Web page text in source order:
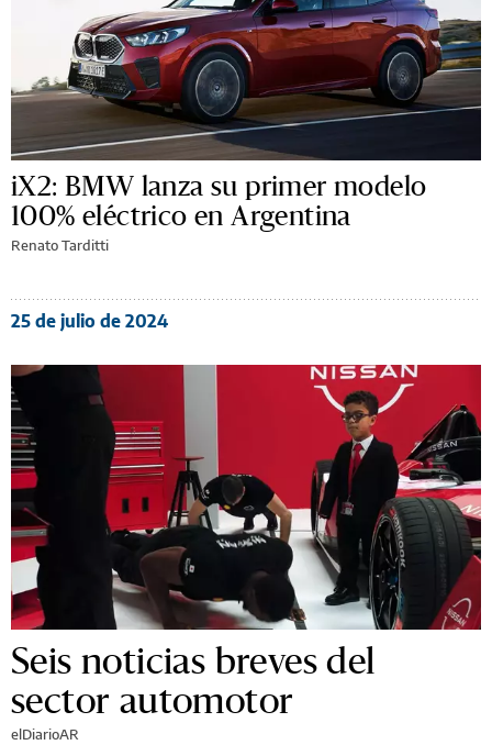
iX2: BMW lanza su primer modelo
100% eléctrico en Argentina
Renato Tarditti
25 de julio de 2024
Seis noticias breves del
sector automotor
elDiarioAR